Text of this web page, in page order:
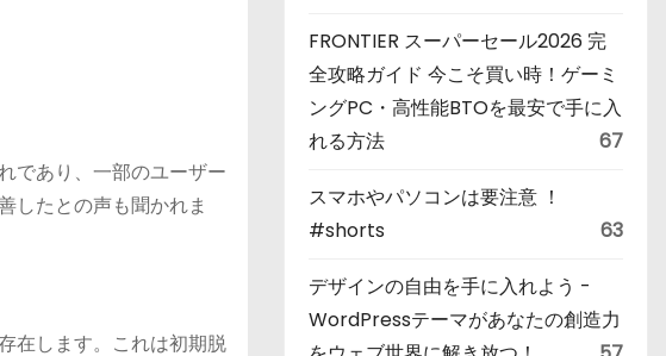
であり、一部のユーザー
したとの声も聞かれま
在します。これは初期脱
FRONTIER スーパーセール2026 完
全攻略ガイド 今こそ買い時！ゲーミ
ングPC・高性能BTOを最安で手に入
れる方法
67
スマホやパソコンは要注意 ！
#shorts
63
デザインの自由を手に入れよう -
WordPressテーマがあなたの創造力